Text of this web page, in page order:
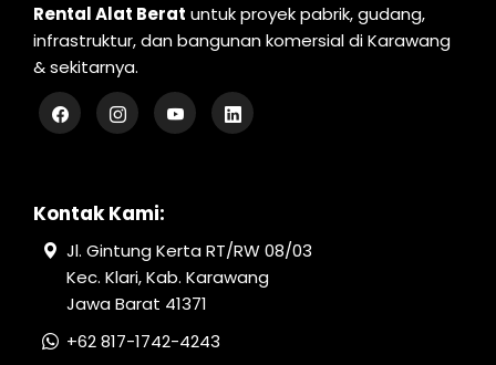
Rental Alat Berat untuk proyek pabrik, gudang,
infrastruktur, dan bangunan komersial di Karawang
& sekitarnya.
Kontak Kami:
Jl. Gintung Kerta RT/RW 08/03
Kec. Klari, Kab. Karawang
Jawa Barat 41371
+62 817-1742-4243